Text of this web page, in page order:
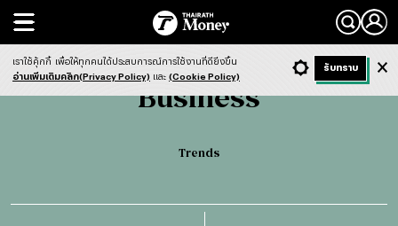
Search
Business Trends
Business
Trends
- ก + ก Dark ฟังข่าว
เราใช้คุ้กกี้ เพื่อให้ทุกคนได้ประสบการณ์การใช้งานที่ดียิ่งขึ้น
อ่านเพิ่มเติมคลิก(Privacy Policy) และ (Cookie Policy)
รับทราบ